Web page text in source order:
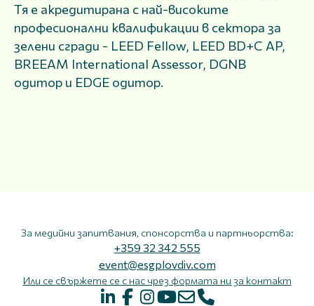
Тя е акредитирана с най-високите
професионални квалификации в сектора за
зелени сгради - LEED Fellow, LEED BD+C AP,
BREEAM International Assessor, DGNB
одитор и EDGE одитор.
За медийни запитвания, спонсорства и партньорства:
+359 32 342 555
event@esgplovdiv.com
Или се свържете се с нас чрез формата ни за контакт